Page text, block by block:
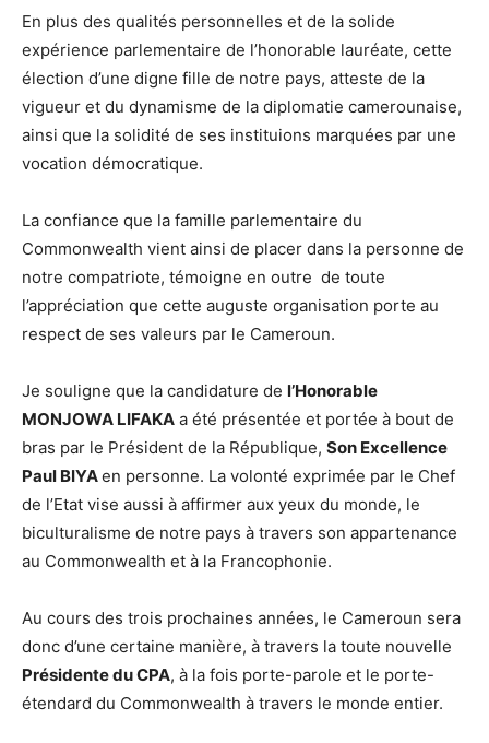
En plus des qualités personnelles et de la solide
expérience parlementaire de l’honorable lauréate, cette
élection d’une digne fille de notre pays, atteste de la
vigueur et du dynamisme de la diplomatie camerounaise,
ainsi que la solidité de ses instituions marquées par une
vocation démocratique.
La confiance que la famille parlementaire du
Commonwealth vient ainsi de placer dans la personne de
notre compatriote, témoigne en outre de toute
l’appréciation que cette auguste organisation porte au
respect de ses valeurs par le Cameroun.
Je souligne que la candidature de l’Honorable
MONJOWA LIFAKA a été présentée et portée à bout de
bras par le Président de la République, Son Excellence
Paul BIYAen personne. La volonté exprimée par le Chef
de l’Etat vise aussi à affirmer aux yeux du monde, le
biculturalisme de notre pays à travers son appartenance
au Commonwealth et à la Francophonie.
Au cours des trois prochaines années, le Cameroun sera
donc d’une certaine manière, à travers la toute nouvelle
Présidente du CPA, à la fois porte-parole et le porte-
étendard du Commonwealth à travers le monde entier.